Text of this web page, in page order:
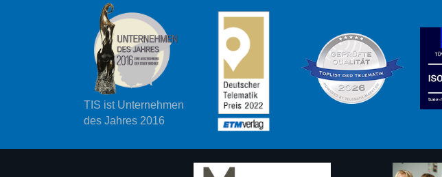
TIS ist Unternehmen
des Jahres 2016